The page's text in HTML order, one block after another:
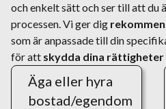
och enkelt sätt och ser till att du
processen. Vi ger dig
som är anpassade till din
för att skydda dina rättigheter
Äga eller hyra
bostad/egendom